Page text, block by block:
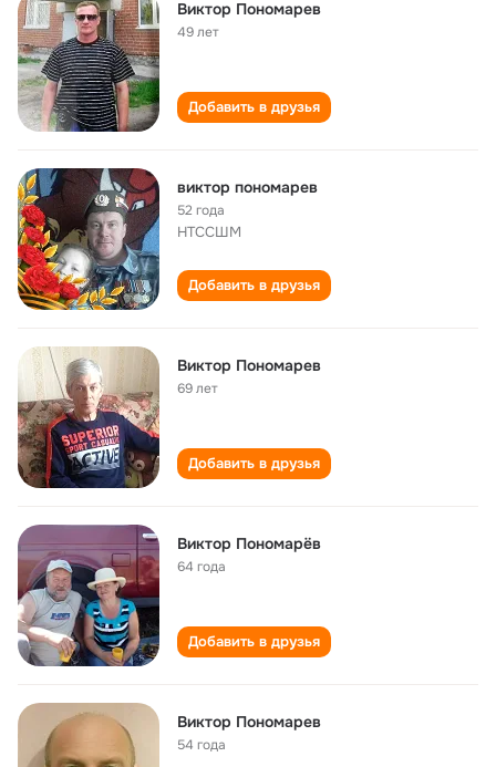
Виктор Пономарев
49 лет
Добавить в друзья
виктор пономарев
52 года
НТССШМ
Добавить в друзья
Виктор Пономарев
69 лет
Добавить в друзья
Виктор Пономарёв
64 года
Добавить в друзья
Виктор Пономарев
54 года